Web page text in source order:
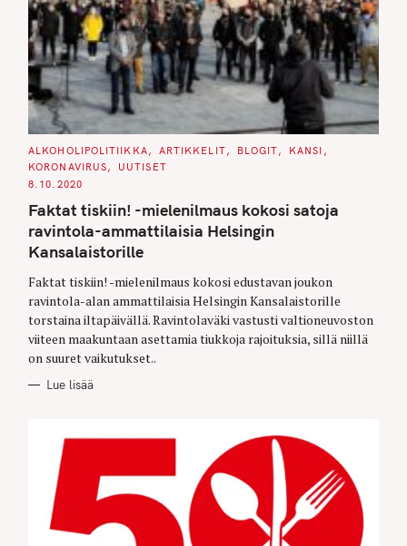
C
T
E
O
R
E
S
ALKOHOLIPOLITIIKKA ARTIKKELIT BLOGIT
KANSI
KORONAVIRUS
UUTISET
8.10.2020
Faktat tiskiin! -mielenilmaus kokosi satoja
ravintola-ammattilaisia Helsingin
Kansalaistorille
Faktat tiskiin! -mielenilmaus kokosi edustavan joukon
ravintola-alan ammattilaisia Helsingin Kansalaistorille
torstaina iltapäivällä. Ravintolaväki vastusti valtioneuvoston
viiteen maakuntaan asettamia tiukkoja rajoituksia, sillä niillä
on suuret vaikutukset..
Lue lisää